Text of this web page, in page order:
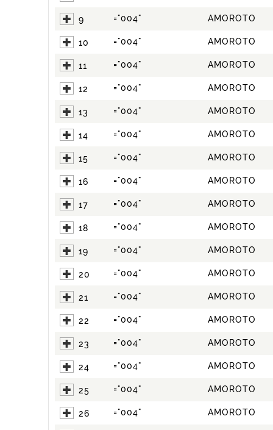
9 ="004" AMOROTO
10 ="004" AMOROTO
11 ="004" AMOROTO
12 ="004" AMOROTO
13 ="004" AMOROTO
14 ="004" AMOROTO
15 ="004" AMOROTO
16 ="004" AMOROTO
17 ="004" AMOROTO
18 ="004" AMOROTO
19 ="004" AMOROTO
20 ="004" AMOROTO
21 ="004" AMOROTO
22 ="004" AMOROTO
23 ="004" AMOROTO
24 ="004" AMOROTO
25 ="004" AMOROTO
26 ="004" AMOROTO